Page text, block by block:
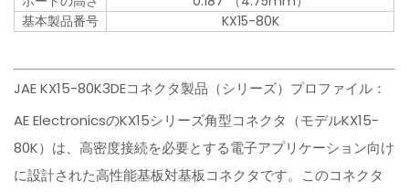
基本製品番号
KX15-80K
JAE KX15-80K3DEコネクタ製品（シリーズ）プロファイル：
AE ElectronicsのKX15シリーズ角型コネクタ（モデルKX15-
80K）は、高密度接続を必要とする電子アプリケーション向け
に設計された高性能基板対基板コネクタです。このコネクタ